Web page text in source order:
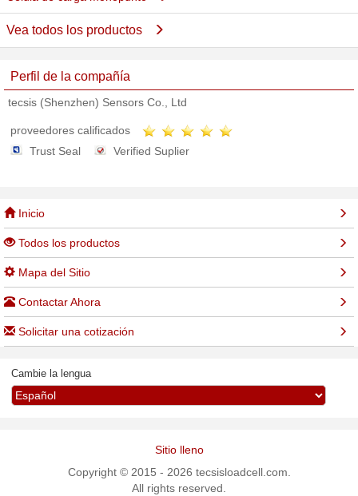
Vea todos los productos
Perfil de la compañía
tecsis (Shenzhen) Sensors Co., Ltd
proveedores calificados
Trust Seal
Verified Suplier
Inicio
Todos los productos
Mapa del Sitio
Contactar Ahora
Solicitar una cotización
Cambie la lengua
Sitio lleno
Copyright © 2015 - 2026 tecsisloadcell.com.
All rights reserved.